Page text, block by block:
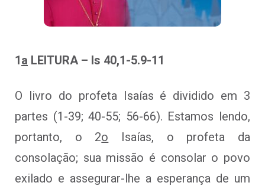
1a LEITURA – Is 40,1-5.9-11
O livro do profeta Isaías é dividido em 3
partes (1-39; 40-55; 56-66). Estamos lendo,
portanto, o 2o Isaías, o profeta da
consolação; sua missão é consolar o povo
exilado e assegurar-lhe a esperança de um